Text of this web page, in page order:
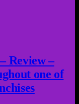
Review –
one of